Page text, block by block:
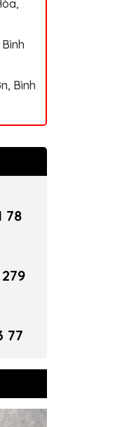
Bình
78
77